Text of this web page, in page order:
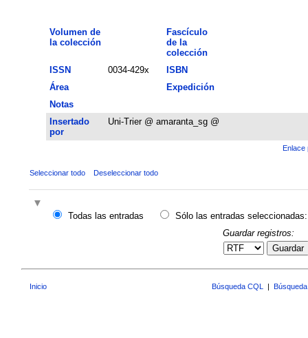
Volumen de
la colección
Fascículo
de la
colección
ISSN
0034-429x
ISBN
Área
Expedición
Notas
Insertado
por
Uni-Trier @ amaranta_sg @
Enlace
Seleccionar todo Deseleccionar todo
Todas las entradas
Sólo las entradas seleccionadas:
Guardar registros:
Guardar
Inicio Búsqueda CQL